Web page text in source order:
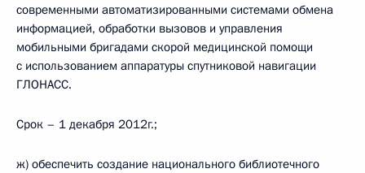
современными автоматизированными системами обмена
информацией, обработки вызовов и управления
мобильными бригадами скорой медицинской помощи
с использованием аппаратуры спутниковой навигации
ГЛОНАСС.
Срок – 1 декабря 2012г.;
ж) обеспечить создание национального библиотечного